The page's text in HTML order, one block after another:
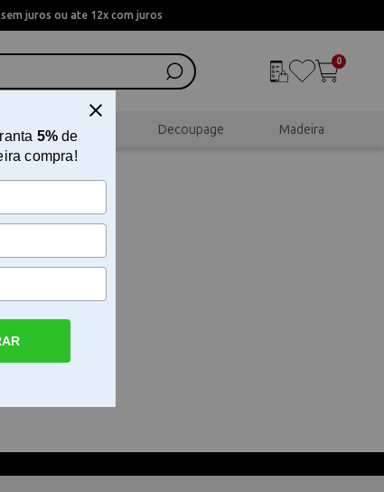
juros ou ate 12x com juros
0
Scrapbook Decoupage Madeira
5%de
compra!